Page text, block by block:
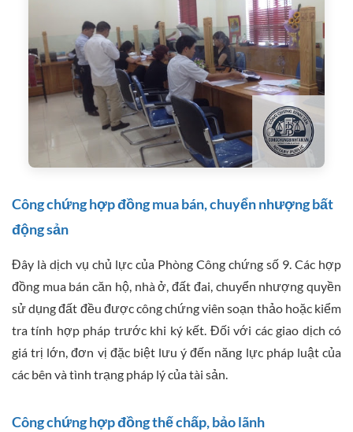
Công chứng hợp đồng mua bán, chuyển nhượng bất
động sản
Đây là dịch vụ chủ lực của Phòng Công chứng số 9. Các hợp
đồng mua bán căn hộ, nhà ở, đất đai, chuyển nhượng quyền
sử dụng đất đều được công chứng viên soạn thảo hoặc kiểm
tra tính hợp pháp trước khi ký kết. Đối với các giao dịch có
giá trị lớn, đơn vị đặc biệt lưu ý đến năng lực pháp luật của
các bên và tình trạng pháp lý của tài sản.
Công chứng hợp đồng thế chấp, bảo lãnh